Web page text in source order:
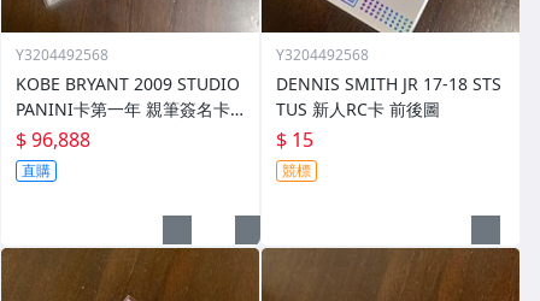
Y3204492568
KOBE BRYANT 2009 STUDIO
PANINI卡第一年 親筆簽名卡
限86/99 PSA/DNA
$ 96,888
直購
Y3204492568
DENNIS SMITH JR 17-18 STS
TUS 新人RC卡 前後圖
$ 15
競標